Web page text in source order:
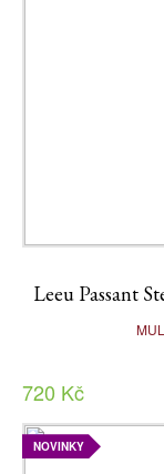
Leeu Passant
720 Kč
NOVINKY